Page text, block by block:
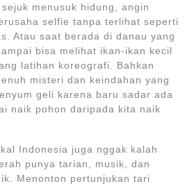
menusuk hidung, angin
selfie tanpa terlihat seperti
Atau saat berada di danau yang
bisa melihat ikan-ikan kecil
latihan koreografi. Bahkan
misteri dan keindahan yang
geli karena baru sadar ada
naik pohon daripada kita naik
Indonesia juga nggak kalah
punya tarian, musik, dan
Menonton pertunjukan tari